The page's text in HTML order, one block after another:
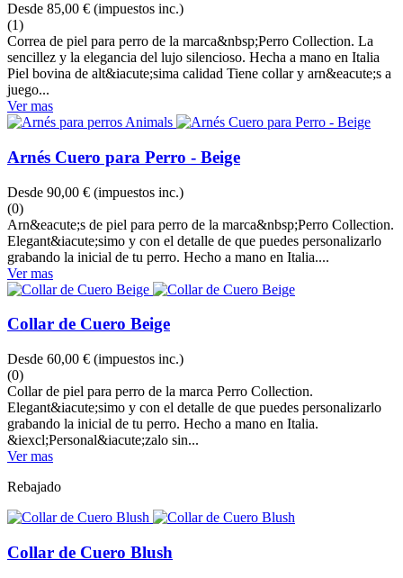
Desde 85,00 € (impuestos inc.)
(1)
Correa de piel para perro de la marca&nbsp;Perro Collection. La
sencillez y la elegancia del lujo silencioso. Hecha a mano en Italia
Piel bovina de alt&iacute;sima calidad Tiene collar y arn&eacute;s a
juego...
Ver mas
Arnés Cuero para Perro - Beige
Desde 90,00 € (impuestos inc.)
(0)
Arn&eacute;s de piel para perro de la marca&nbsp;Perro Collection.
Elegant&iacute;simo y con el detalle de que puedes personalizarlo
grabando la inicial de tu perro. Hecho a mano en Italia....
Ver mas
Collar de Cuero Beige
Desde 60,00 € (impuestos inc.)
(0)
Collar de piel para perro de la marca Perro Collection.
Elegant&iacute;simo y con el detalle de que puedes personalizarlo
grabando la inicial de tu perro. Hecho a mano en Italia.
&iexcl;Personal&iacute;zalo sin...
Ver mas
Rebajado
Collar de Cuero Blush